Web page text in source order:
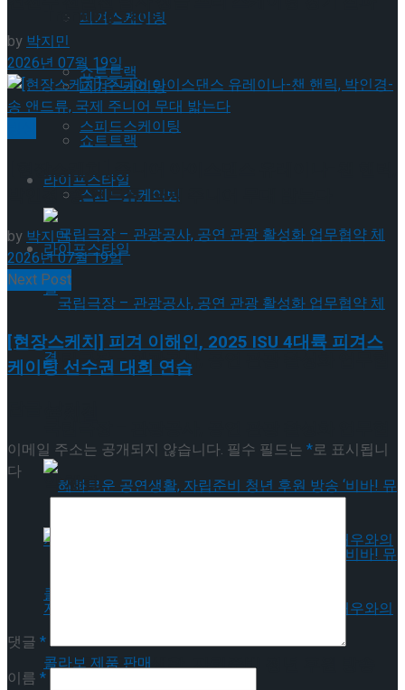
피겨스케이팅
쇼트트랙
스피드스케이팅
라이프스타일
국립극장 – 관광공사, 공연 관광 활성화 업무협
혜화로운 공연생활, 자립준비 청년 후원 방송
Trending Tags
피겨스케이팅
쇼트트랙
스피드스케이팅
라이프스타일
약 체결
by박지민
2026년 07월 19일
[현장스케치] 주니어 아이스댄스 유레이나-챈 핸릭,
박인경-송 앤드류, 국제 주니어 무대 밟는다
by박지민
2026년 07월 19일
Next Post
[현장스케치] 피겨 이해인, 2025 ISU 4대륙 피겨스
케이팅 선수권 대회 연습
이메일 주소는 공개되지 않습니다. 필수 필드는 *로 표시됩니
다
댓글 *
이름 *